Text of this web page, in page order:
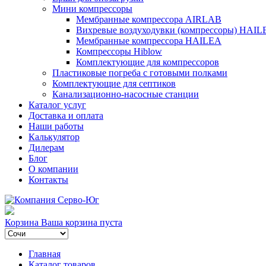
Мини компрессоры
Мембранные компрессора AIRLAB
Вихревые воздуходувки (компрессоры)
Мембранные компрессора HAILEA
Компрессоры Hiblow
Комплектующие для компрессоров
Пластиковые погреба с готовыми полками
Комплектующие для септиков
Канализационно-насосные станции
Каталог услуг
Доставка и оплата
Наши работы
Калькулятор
Дилерам
Блог
О компании
Контакты
Корзина Ваша корзина пуста
Главная